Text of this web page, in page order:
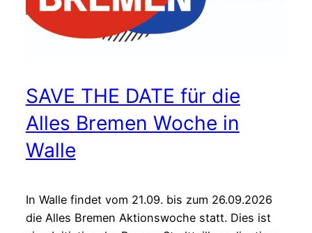
SAVE THE DATE für die
Alles Bremen Woche in
Walle
In Walle findet vom 21.09. bis zum 26.09.2026
die Alles Bremen Aktionswoche statt. Dies ist